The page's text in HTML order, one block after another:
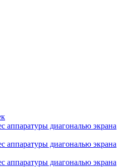
аппаратуры диагональю экрана
аппаратуры диагональю экрана
аппаратуры диагональю экрана